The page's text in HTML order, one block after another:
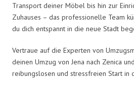
Transport deiner Möbel bis hin zur
Zuhauses – das professionelle Team
du dich entspannt in die neue Stadt
Vertraue auf die Experten von
deinen Umzug von Jena nach Zenica
reibungslosen und stressfreien Start in